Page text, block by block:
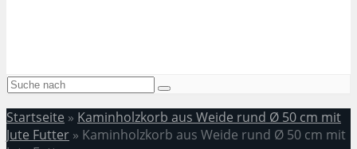
Startseite » Kaminholzkorb aus Weide rund Ø 50 cm mit
Jute Futter » Kaminholzkorb aus Weide rund Ø 50 cm mit